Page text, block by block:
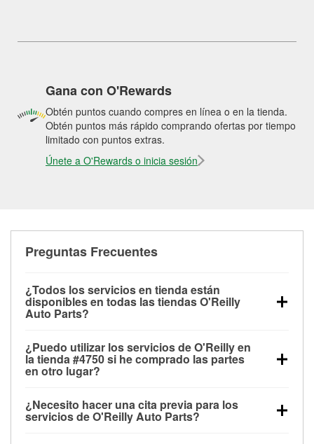
Gana con O'Rewards
Obtén puntos cuando compres en línea o en la tienda.
Obtén puntos más rápido comprando ofertas por tiempo
limitado con puntos extras.
Únete a O'Rewards o inicia sesión
Preguntas Frecuentes
¿Todos los servicios en tienda están
disponibles en todas las tiendas O'Reilly
Auto Parts?
las pruebas de batería, pruebas de alternador y
motor de arranque, revisión de la luz “Check Engine”
con O'Reilly VeriScan® e instalación de
limpiaparabrisas o bombillas, están disponibles en
todas las tiendas O'Reilly Auto Parts. La tienda
¿Puedo utilizar los servicios de O'Reilly en
la tienda #4750 si he comprado las partes
en otro lugar?
de O'Reilly Auto Parts que estén disponibles en la
tienda #4750 de Leesburg, FL aunque hayas
¿Necesito hacer una cita previa para los
servicios de O'Reilly Auto Parts?